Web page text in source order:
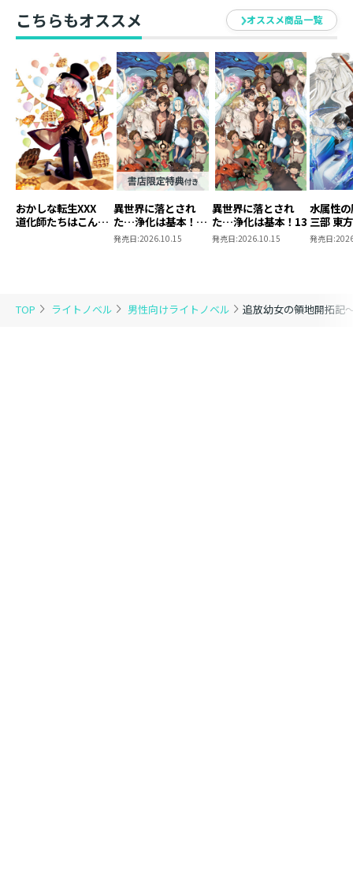
TOP ライトノベル 男性向けライトノベル 追放幼女の領地開拓記
【BOOK☆WALKER
限定書き下ろしSS＆
電子書籍限定SS付
き】
がこちらです～
こちらもオススメ オススメ商品一覧
おかしな転生XXX
道化師たちはこんが
異世界に落とされ
た…浄化は基本！
13【ピッコマ限定
発売日:2026.10.15
異世界に落とされ
た…浄化は基本！13
発売日:2026.10.15
水属性
三部 東
発売日: